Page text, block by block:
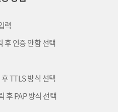
력
후 인증 안함 선택
TTLS 방식 선택
후 PAP 방식 선택